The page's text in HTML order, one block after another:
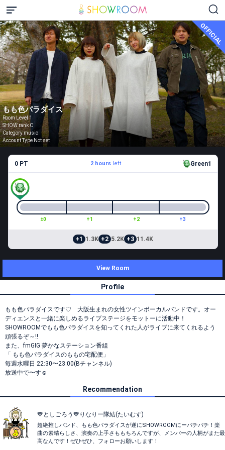
OFFICIAL
もも色パラダイス
Room Level 1
SHOW rank C
Category music
Account Type Not set
0 PT 2 hoursleft Green1
±0 +1 +2 +3
+1 1.3K +2 5.2K +3 11.4K
View Room
Profile
もも色パラダイスです♡ 大阪生まれの女性ツインボーカルバンドです。オー
ディエンスと一緒に楽しめるライブステージをモットーに活動中！
SHOWROOMでもも色パラダイスを知ってくれた人がライブに来てくれるよう
頑張るぞ～‼
また、fmGIG 夢かなステーション番組
「 もも色パラダイスのももの宅配便」
毎週水曜日 22:30〜23:00(Bチャンネル)
放送中で〜す☺️
Recommendation
💙としごろう💙りなりー隊結(たいむす)
超絶推しバンド、もも色パラダイスが遂にSHOWROOMにーパチパチ！楽
曲の素晴らしさ、演奏の上手さももちろんですが、メンバーの人柄がまた最
高なんです！ぜひぜひ、フォローお願いします！